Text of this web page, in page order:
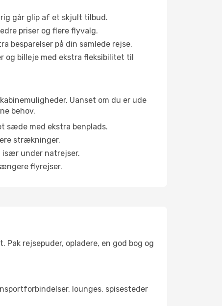
går glip af et skjult tilbud.
priser og flere flyvalg.
besparelser på din samlede rejse.
og billeje med ekstra fleksibilitet til
Uanset om du er ude
behov.
sæde med ekstra benplads.
strækninger.
især under natrejser.
flyrejser.
rejsepuder, opladere, en god bog og
lounges, spisesteder